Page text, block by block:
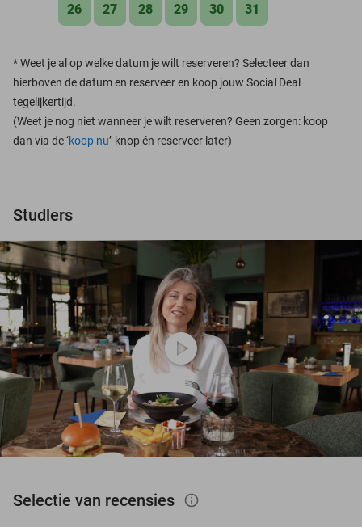
26 27 28 29 30 31
*Weet je al op welke datum je wilt reserveren? Selecteer dan
hierboven de datum en reserveer en koop jouw Social Deal
tegelijkertijd.
(Weet je nog niet wanneer je wilt reserveren? Geen zorgen: koop
dan via de ‘koop nu’-knop én reserveer later)
Studlers
play_circle
Selectie van recensies info_outlined